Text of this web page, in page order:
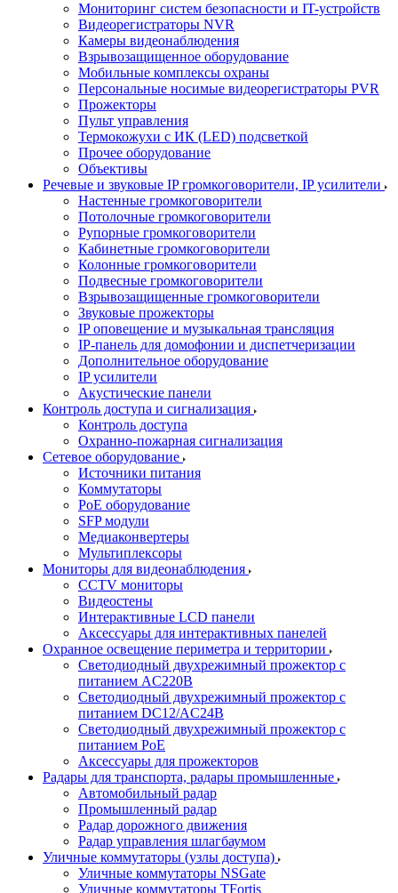
Мониторинг систем безопасности и IT-устройств
Видеорегистраторы NVR
Камеры видеонаблюдения
Взрывозащищенное оборудование
Мобильные комплексы охраны
Персональные носимые видеорегистраторы PVR
Прожекторы
Пульт управления
Термокожухи с ИК (LED) подсветкой
Прочее оборудование
Объективы
Речевые и звуковые IP громкоговорители, IP усилители
Настенные громкоговорители
Потолочные громкоговорители
Рупорные громкоговорители
Кабинетные громкоговорители
Колонные громкоговорители
Подвесные громкоговорители
Взрывозащищенные громкоговорители
Звуковые прожекторы
IP оповещение и музыкальная трансляция
IP-панель для домофонии и диспетчеризации
Дополнительное оборудование
IP усилители
Акустические панели
Контроль доступа и сигнализация
Контроль доступа
Охранно-пожарная сигнализация
Сетевое оборудование
Источники питания
Коммутаторы
PoE оборудование
SFP модули
Медиаконвертеры
Мультиплексоры
Мониторы для видеонаблюдения
CCTV мониторы
Видеостены
Интерактивные LCD панели
Аксессуары для интерактивных панелей
Охранное освещение периметра и территории
Светодиодный двухрежимный прожектор с
питанием AC220В
Светодиодный двухрежимный прожектор с
питанием DC12/AC24В
Светодиодный двухрежимный прожектор с
питанием PoE
Аксессуары для прожекторов
Радары для транспорта, радары промышленные
Автомобильный радар
Промышленный радар
Радар дорожного движения
Радар управления шлагбаумом
Уличные коммутаторы (узлы доступа)
Уличные коммутаторы NSGate
Уличные коммутаторы TFortis